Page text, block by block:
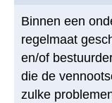
Binnen een
regelmaat
en/of
die de
zulke